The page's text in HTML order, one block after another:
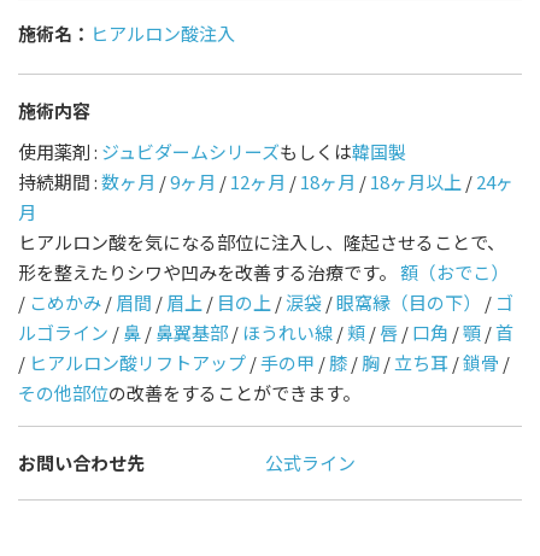
施術名： ヒアルロン酸注入
施術内容
使用薬剤 : ジュビダームシリーズもしくは韓国製
持続期間 :数ヶ月 /9ヶ月 /12ヶ月 /18ヶ月 /18ヶ月以上 /24ヶ
月
ヒアルロン酸を気になる部位に注入し、隆起させることで、
形を整えたりシワや凹みを改善する治療です。 額（おでこ）
/ こめかみ/眉間 /眉上 / 目の上 /涙袋/眼窩縁（目の下） / ゴ
ルゴライン /鼻/鼻翼基部/ ほうれい線/頬/唇/口角 /顎/首
/ ヒアルロン酸リフトアップ/手の甲 /膝/胸/立ち耳/鎖骨 /
その他部位の改善をすることができます。
お問い合わせ先 公式ライン